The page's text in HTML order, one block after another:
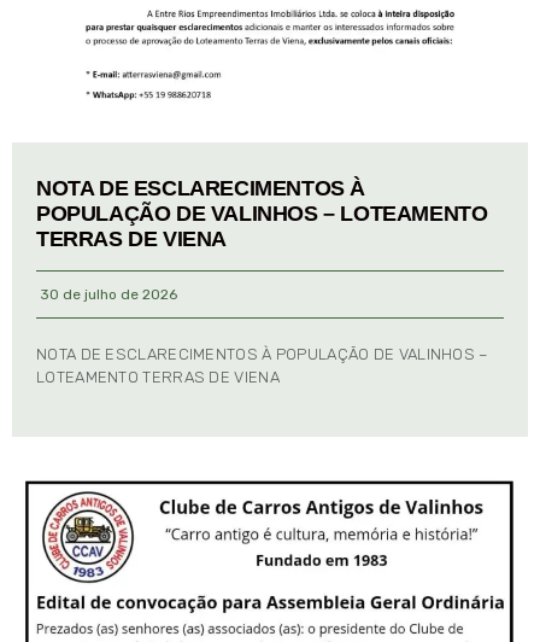
NOTA DE ESCLARECIMENTOS À
POPULAÇÃO DE VALINHOS – LOTEAMENTO
TERRAS DE VIENA
30 de julho de 2026
NOTA DE ESCLARECIMENTOS À POPULAÇÃO DE VALINHOS –
LOTEAMENTO TERRAS DE VIENA